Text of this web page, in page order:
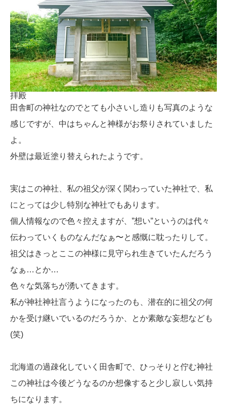
拝殿
田舎町の神社なのでとても小さいし造りも写真のような
感じですが、中はちゃんと神様がお祭りされていました
よ。
外壁は最近塗り替えられたようです。
実はこの神社、私の祖父が深く関わっていた神社で、私
にとっては少し特別な神社でもあります。
個人情報なので色々控えますが、”想い”というのは代々
伝わっていくものなんだなぁ〜と感慨に耽ったりして。
祖父はきっとここの神様に見守られ生きていたんだろう
なぁ…とか…
色々な気落ちが湧いてきます。
私が神社神社言うようになったのも、潜在的に祖父の何
かを受け継いでいるのだろうか、とか素敵な妄想なども
(笑)
北海道の過疎化していく田舎町で、ひっそりと佇む神社
この神社は今後どうなるのか想像すると少し寂しい気持
ちになります。